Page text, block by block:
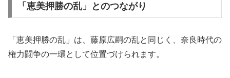
「恵美押勝の乱」とのつながり
「恵美押勝の乱」は、藤原広嗣の乱と同じく、奈良時代の
権力闘争の一環として位置づけられます。